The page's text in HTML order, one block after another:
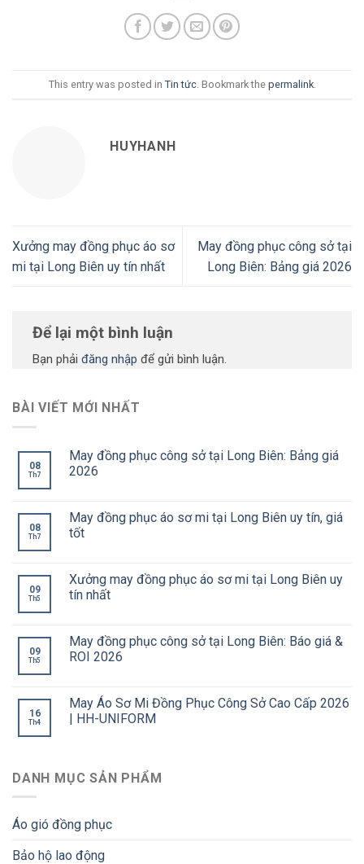
This entry was posted in Tin tức. Bookmark the permalink.
HUYHANH
Xưởng may đồng phục áo sơ
mi tại Long Biên uy tín nhất
May đồng phục công sở tại
Long Biên: Bảng giá 2026
Để lại một bình luận
Bạn phải đăng nhập để gửi bình luận.
BÀI VIẾT MỚI NHẤT
08
Th7
May đồng phục công sở tại Long Biên: Bảng giá
2026
08
Th7
May đồng phục áo sơ mi tại Long Biên uy tín, giá
tốt
09
Th5
Xưởng may đồng phục áo sơ mi tại Long Biên uy
tín nhất
09
Th5
May đồng phục công sở tại Long Biên: Báo giá &
ROI 2026
16
Th4
May Áo Sơ Mi Đồng Phục Công Sở Cao Cấp 2026
| HH-UNIFORM
DANH MỤC SẢN PHẨM
Áo gió đồng phục
Bảo hộ lao động